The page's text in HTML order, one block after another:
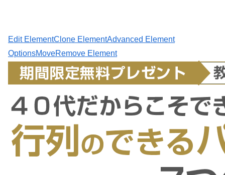
Edit ElementClone ElementAdvanced Element
OptionsMoveRemove Element